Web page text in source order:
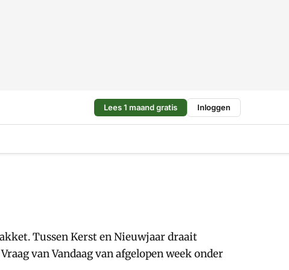
Lees 1 maand gratis Inloggen
Tussen Kerst en Nieuwjaar draait
van Vandaag van afgelopen week onder